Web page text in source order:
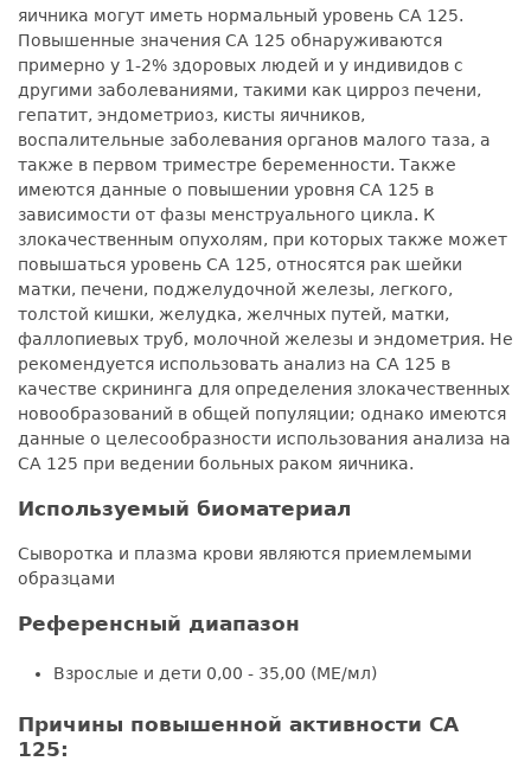
яичника могут иметь нормальный уровень СА 125.
Повышенные значения СА 125 обнаруживаются
примерно у 1-2% здоровых людей и у индивидов с
другими заболеваниями, такими как цирроз печени,
гепатит, эндометриоз, кисты яичников,
воспалительные заболевания органов малого таза, а
также в первом триместре беременности. Также
имеются данные о повышении уровня СА 125 в
зависимости от фазы менструального цикла. К
злокачественным опухолям, при которых также может
повышаться уровень СА 125, относятся рак шейки
матки, печени, поджелудочной железы, легкого,
толстой кишки, желудка, желчных путей, матки,
фаллопиевых труб, молочной железы и эндометрия. Не
рекомендуется использовать анализ на СА 125 в
качестве скрининга для определения злокачественных
новообразований в общей популяции; однако имеются
данные о целесообразности использования анализа на
СА 125 при ведении больных раком яичника.
Используемый биоматериал
Сыворотка и плазма крови являются приемлемыми
образцами
Референсный диапазон
Взрослые и дети 0,00 - 35,00 (МЕ/мл)
Причины повышенной активности СА
125: